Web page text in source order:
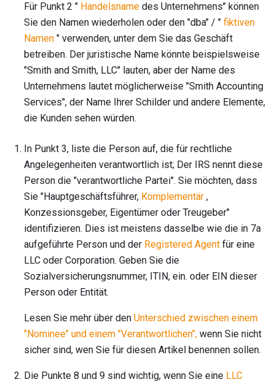
Für Punkt 2 " Handelsname des Unternehmens" können
Sie den Namen wiederholen oder den "dba" / " fiktiven
Namen " verwenden, unter dem Sie das Geschäft
betreiben. Der juristische Name könnte beispielsweise
"Smith and Smith, LLC" lauten, aber der Name des
Unternehmens lautet möglicherweise "Smith Accounting
Services", der Name Ihrer Schilder und andere Elemente,
die Kunden sehen würden.
In Punkt 3, liste die Person auf, die für rechtliche
Angelegenheiten verantwortlich ist; Der IRS nennt diese
Person die "verantwortliche Partei". Sie möchten, dass
Sie "Hauptgeschäftsführer, Komplementär ,
Konzessionsgeber, Eigentümer oder Treugeber"
identifizieren. Dies ist meistens dasselbe wie die in 7a
aufgeführte Person und der Registered Agent für eine
LLC oder Corporation. Geben Sie die
Sozialversicherungsnummer, ITIN, ein. oder EIN dieser
Person oder Entität.
Lesen Sie mehr über den Unterschied zwischen einem
"Nominee" und einem "Verantwortlichen", wenn Sie nicht
sicher sind, wen Sie für diesen Artikel benennen sollen.
Die Punkte 8 und 9 sind wichtig, wenn Sie eine LLC